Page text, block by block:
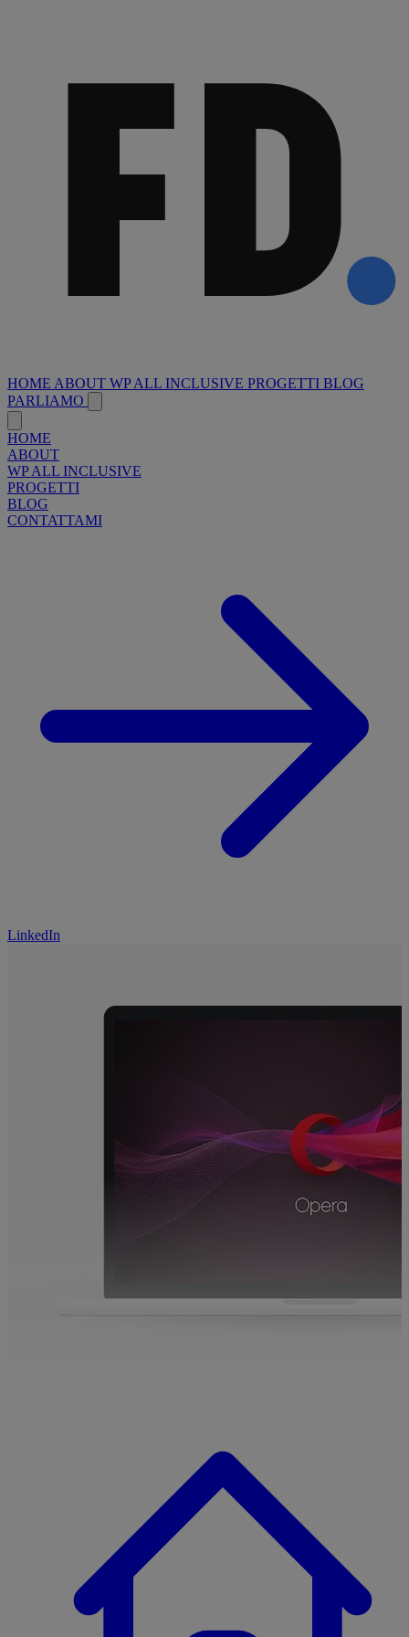
HOME ABOUT WP ALL INCLUSIVE PROGETTI BLOG
PARLIAMO
HOME
ABOUT
WP ALL INCLUSIVE
PROGETTI
BLOG
CONTATTAMI
LinkedIn